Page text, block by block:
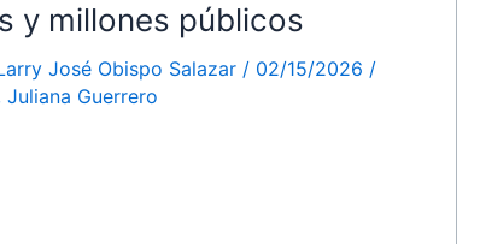
y millones públicos
José Obispo Salazar / 02/15/2026 /
Juliana Guerrero